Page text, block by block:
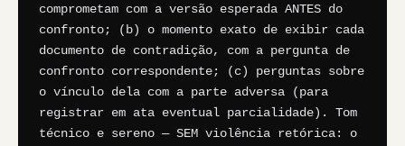
comprometam com a versão esperada ANTES do
confronto; (b) o momento exato de exibir cada
documento de contradição, com a pergunta de
confronto correspondente; (c) perguntas sobre
o vínculo dela com a parte adversa (para
registrar em ata eventual parcialidade). Tom
técnico e sereno — SEM violência retórica: o